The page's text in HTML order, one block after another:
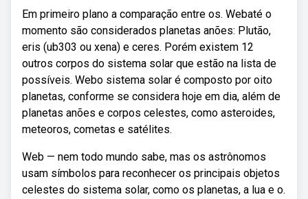
Em primeiro plano a comparação entre os. Webaté o
momento são considerados planetas anões: Plutão,
eris (ub303 ou xena) e ceres. Porém existem 12
outros corpos do sistema solar que estão na lista de
possíveis. Webo sistema solar é composto por oito
planetas, conforme se considera hoje em dia, além de
planetas anões e corpos celestes, como asteroides,
meteoros, cometas e satélites.
Web — nem todo mundo sabe, mas os astrônomos
usam símbolos para reconhecer os principais objetos
celestes do sistema solar, como os planetas, a lua e o.